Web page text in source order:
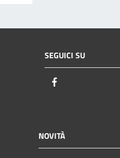
SEGUICI SU
NOVITÀ